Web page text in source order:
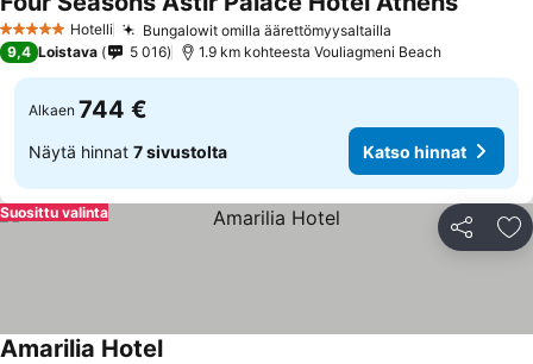
5 Tähtiluokitus
Hotelli Bungalowit omilla äärettömyysaltailla
9,4 Loistava 5 016 1.9 km kohteesta Vouliagmeni Beach
Alkaen 744 €
Näytä hinnat 7 sivustolta Katso hinnat
Jaa
Suosittu valinta
Amarilia Hotel